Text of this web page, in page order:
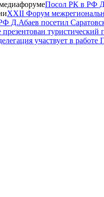
Посол РК в РФ
XXII Форум
Д.Абаев посетил
туристический
участвует в